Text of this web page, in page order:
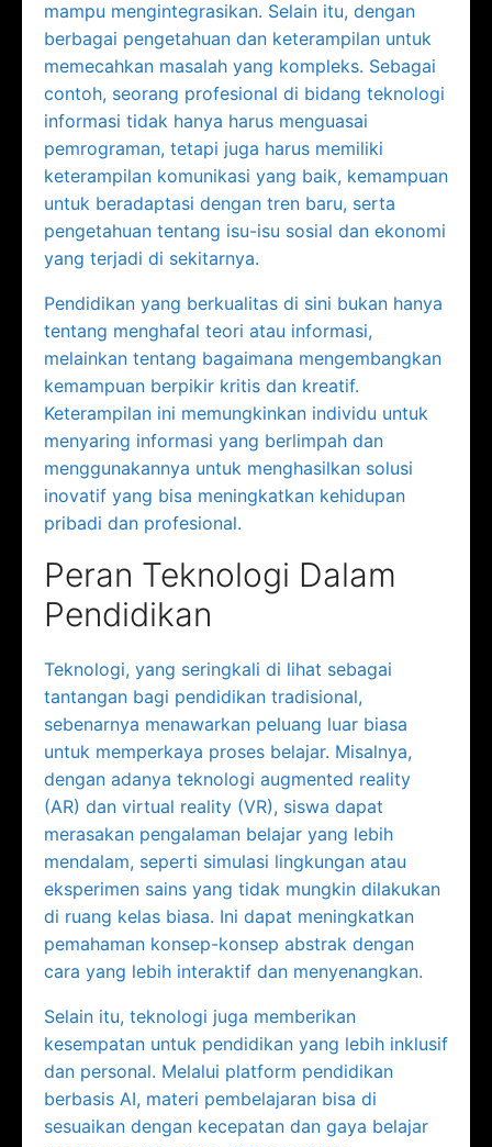
mampu mengintegrasikan. Selain itu, dengan
berbagai pengetahuan dan keterampilan untuk
memecahkan masalah yang kompleks. Sebagai
contoh, seorang profesional di bidang teknologi
informasi tidak hanya harus menguasai
pemrograman, tetapi juga harus memiliki
keterampilan komunikasi yang baik, kemampuan
untuk beradaptasi dengan tren baru, serta
pengetahuan tentang isu-isu sosial dan ekonomi
yang terjadi di sekitarnya.
Pendidikan yang berkualitas di sini bukan hanya
tentang menghafal teori atau informasi,
melainkan tentang bagaimana mengembangkan
kemampuan berpikir kritis dan kreatif.
Keterampilan ini memungkinkan individu untuk
menyaring informasi yang berlimpah dan
menggunakannya untuk menghasilkan solusi
inovatif yang bisa meningkatkan kehidupan
pribadi dan profesional.
Peran Teknologi Dalam
Pendidikan
Teknologi, yang seringkali di lihat sebagai
tantangan bagi pendidikan tradisional,
sebenarnya menawarkan peluang luar biasa
untuk memperkaya proses belajar. Misalnya,
dengan adanya teknologi augmented reality
(AR) dan virtual reality (VR), siswa dapat
merasakan pengalaman belajar yang lebih
mendalam, seperti simulasi lingkungan atau
eksperimen sains yang tidak mungkin dilakukan
di ruang kelas biasa. Ini dapat meningkatkan
pemahaman konsep-konsep abstrak dengan
cara yang lebih interaktif dan menyenangkan.
Selain itu, teknologi juga memberikan
kesempatan untuk pendidikan yang lebih inklusif
dan personal. Melalui platform pendidikan
berbasis AI, materi pembelajaran bisa di
sesuaikan dengan kecepatan dan gaya belajar